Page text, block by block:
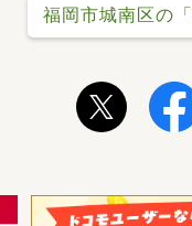
福岡市城南区の「